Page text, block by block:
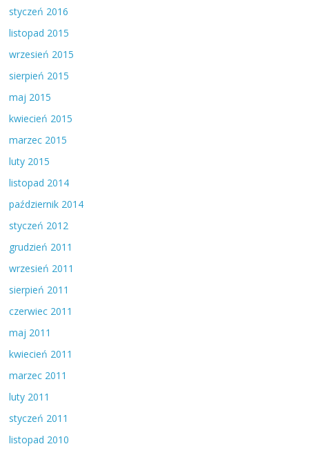
styczeń 2016
listopad 2015
wrzesień 2015
sierpień 2015
maj 2015
kwiecień 2015
marzec 2015
luty 2015
listopad 2014
październik 2014
styczeń 2012
grudzień 2011
wrzesień 2011
sierpień 2011
czerwiec 2011
maj 2011
kwiecień 2011
marzec 2011
luty 2011
styczeń 2011
listopad 2010